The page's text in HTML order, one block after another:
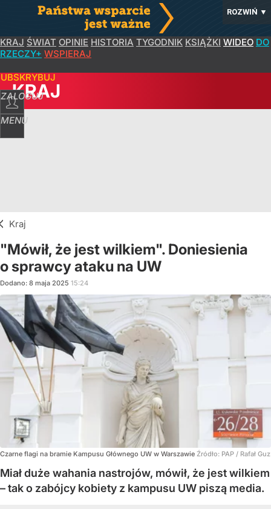
ROZWIŃ ▼
KRAJ ŚWIAT OPINIE HISTORIA TYGODNIK KSIĄŻKI WIDEO DO
RZECZY+ WSPIERAJ
ZALOGUJ
MENU
KRAJ
Kraj
"Mówił, że jest wilkiem". Doniesienia
o sprawcy ataku na UW
Dodano: 8 maja 2025 15:24
Czarne flagi na bramie Kampusu Głównego UW w Warszawie Źródło: PAP / Rafał Guz
Miał duże wahania nastrojów, mówił, że jest wilkiem
– tak o zabójcy kobiety z kampusu UW piszą media.